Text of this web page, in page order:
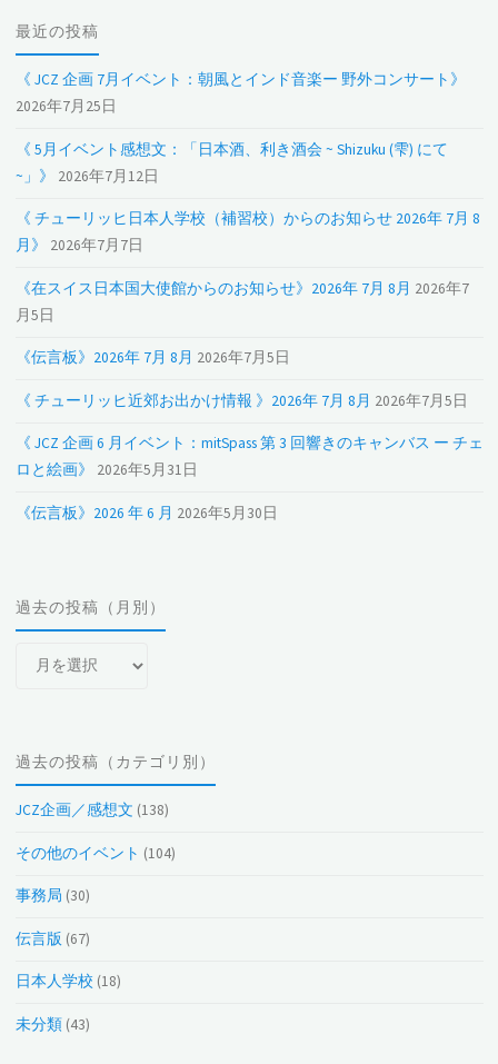
最近の投稿
《 JCZ 企画 7月イベント：朝風とインド音楽ー 野外コンサート》
2026年7月25日
《 5月イベント感想文：「日本酒、利き酒会 ~ Shizuku (雫) にて
~」》
2026年7月12日
《 チューリッヒ日本人学校（補習校）からのお知らせ 2026年 7月 8
月》
2026年7月7日
《在スイス日本国大使館からのお知らせ》2026年 7月 8月 2026年7
月5日
《伝言板》2026年 7月 8月 2026年7月5日
《 チューリッヒ近郊お出かけ情報 》2026年 7月 8月 2026年7月5日
《 JCZ 企画 6 月イベント：mitSpass 第 3 回響きのキャンバス ー チェ
ロと絵画》
2026年5月31日
《伝言板》2026 年 6 月 2026年5月30日
過去の投稿（月別）
稿
（月
別）
過去の投稿（カテゴリ別）
JCZ企画／感想文 (138)
その他のイベント (104)
事務局 (30)
伝言版 (67)
日本人学校 (18)
未分類(43)